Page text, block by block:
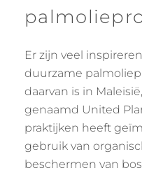
Er zijn veel
duurzame
daarvan is in
genaamd United
praktijken heeft
gebruik van
beschermen van